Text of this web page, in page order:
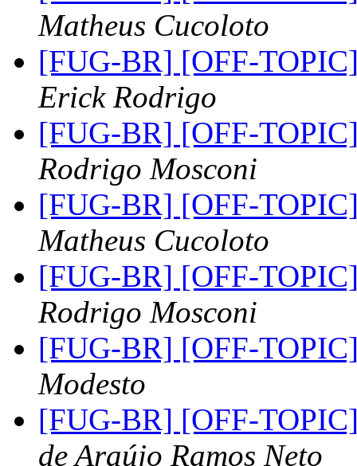
Matheus Cucoloto
[FUG-BR] [OFF-
Erick Rodrigo
[FUG-BR] [OFF-
Rodrigo Mosconi
[FUG-BR] [OFF-
Matheus Cucoloto
[FUG-BR] [OFF-
Rodrigo Mosconi
[FUG-BR] [OFF-
Modesto
[FUG-BR] [OFF-
de Araújo Ramos Neto